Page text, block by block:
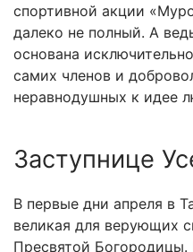
спортивной акции
далеко не полный. А
основана
самих членов и
неравнодушных к идее
Заступнице
В первые дни апреля в
великая для верующих
Пресвятой Богородицы.